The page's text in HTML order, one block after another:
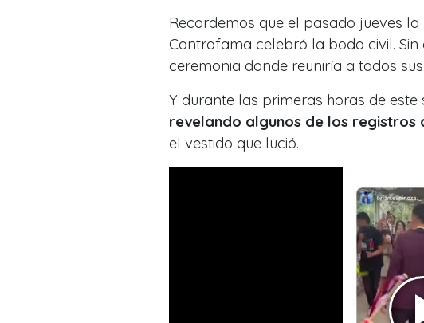
Recordemos que el pasado jueves
Contrafama celebró la boda civil.
ceremonia donde reuniría a todos
Y durante las primeras horas de este
revelando algunos de los registros
el vestido que lució.